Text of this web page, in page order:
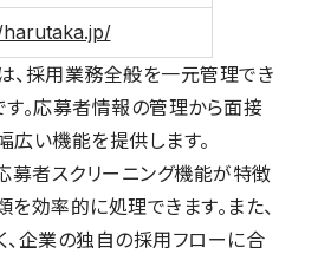
、採用業務全般を一元管理でき
す。応募者情報の管理から面接
広い機能を提供します。
募者スクリーニング機能が特徴
を効率的に処理できます。また、
、企業の独自の採用フローに合